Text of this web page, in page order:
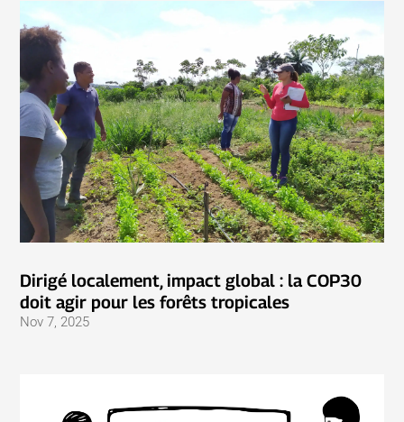
Dirigé localement, impact global : la COP30
doit agir pour les forêts tropicales
Nov 7, 2025